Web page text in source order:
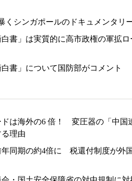
くシンガポールのドキュメンタリ
白書」は実質的に高市政権の軍拡ロ
書」について国防部がコメント
ドは海外の6 倍！ 変圧器の「中国
理由
年同期の約4倍に 税還付制度が外